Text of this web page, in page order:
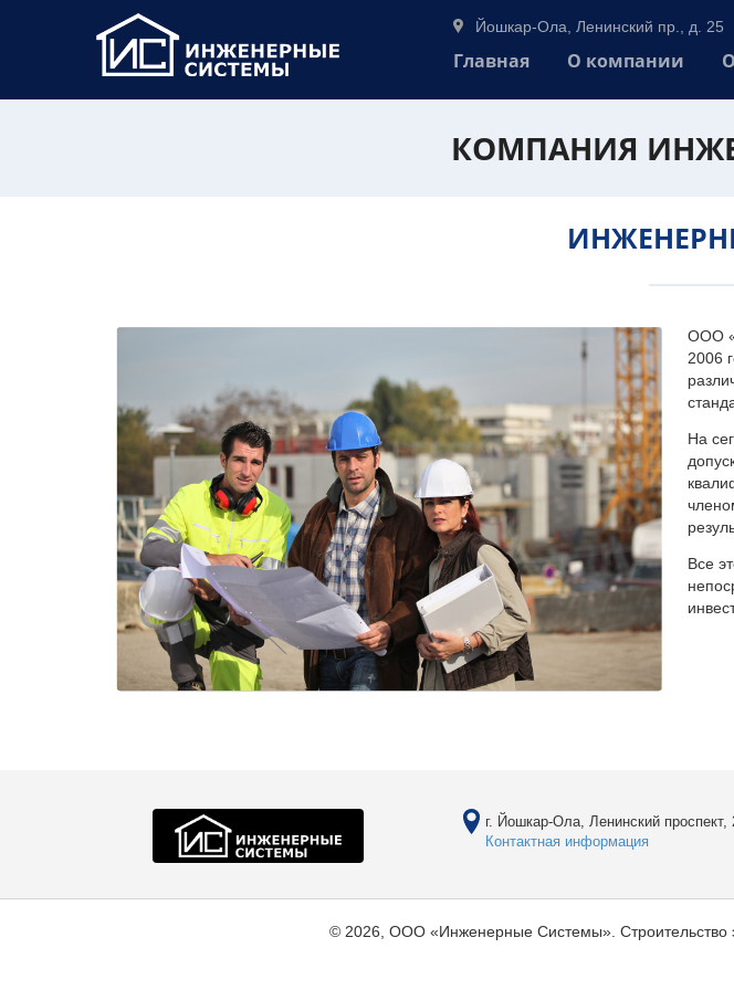
Йошкар-Ола, Ленинский пр., д. 25
Главная О компании
КОМПАНИЯ
ООО
2006
На
Все
г. Йошкар-Ола, Ленинский
Контактная информация
© 2026, ООО «Инженерные Системы».